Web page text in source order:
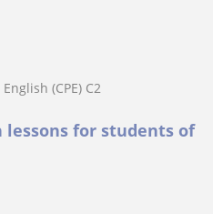
(CPE) C2
lessons for students of